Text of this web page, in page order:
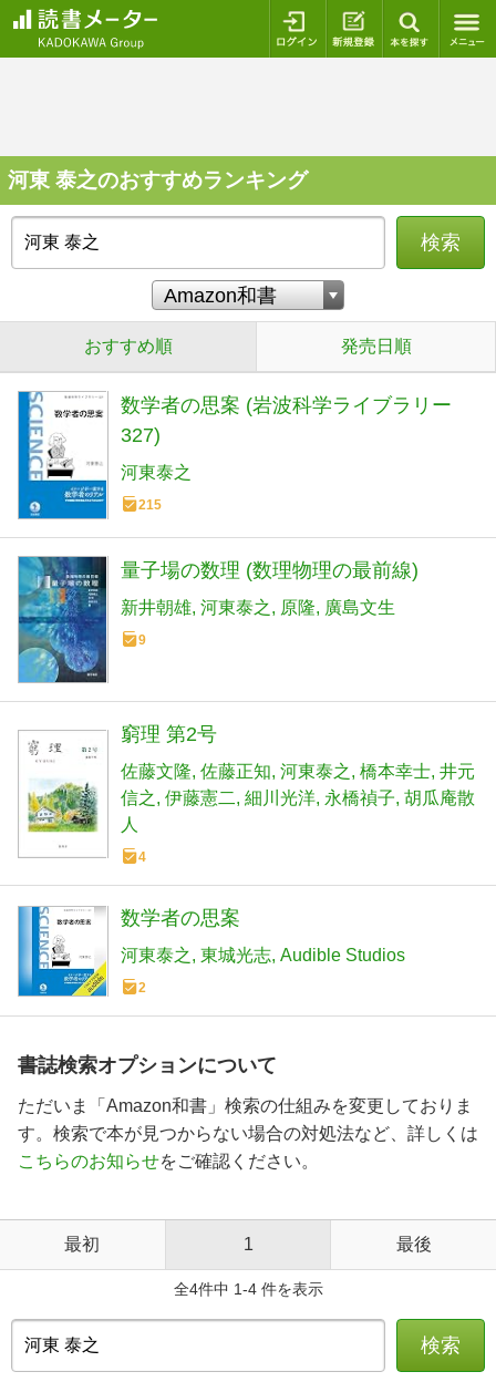
ログイン 新規登録
河東 泰之のおすすめランキング
検索
おすすめ順 発売日順
数学者の思案 (岩波科学ライブラリー
327)
河東泰之
215
量子場の数理 (数理物理の最前線)
新井朝雄 河東泰之 原隆 廣島文生
9
窮理 第2号
佐藤文隆 佐藤正知 河東泰之 橋本幸士 井元
信之 伊藤憲二 細川光洋 永橋禎子 胡瓜庵散
人
4
数学者の思案
河東泰之 東城光志 Audible Studios
2
書誌検索オプションについて
ただいま「Amazon和書」検索の仕組みを変更しておりま
す。検索で本が見つからない場合の対処法など、詳しくは
こちらのお知らせをご確認ください。
最初 1 最後
全4件中 1-4 件を表示
検索